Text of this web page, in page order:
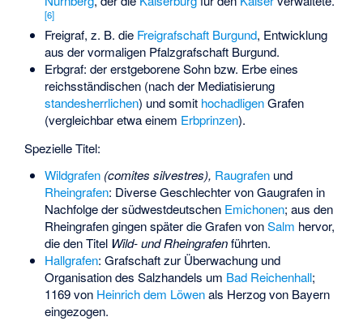
[6]
Freigraf, z. B. die Freigrafschaft Burgund, Entwicklung
aus der vormaligen Pfalzgrafschaft Burgund.
Erbgraf: der erstgeborene Sohn bzw. Erbe eines
reichsständischen (nach der Mediatisierung
standesherrlichen) und somit hochadligenGrafen
(vergleichbar etwa einem Erbprinzen).
Spezielle Titel:
Wildgrafen (comites silvestres), Raugrafenund
Rheingrafen: Diverse Geschlechter von Gaugrafen in
Nachfolge der südwestdeutschen Emichonen; aus den
Rheingrafen gingen später die Grafen vonSalm hervor,
die den Titel Wild- und Rheingrafenführten.
Hallgrafen: Grafschaft zur Überwachung und
Organisation des Salzhandels um Bad Reichenhall;
1169 von Heinrich dem Löwenals Herzog von Bayern
eingezogen.